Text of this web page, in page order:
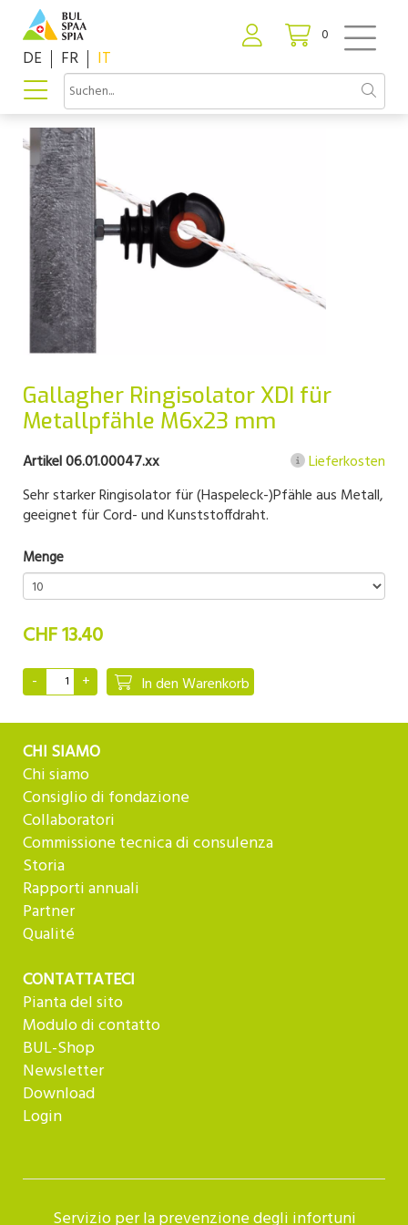
0
DE FR IT
Gallagher Ringisolator XDI für
Metallpfähle M6x23 mm
Artikel 06.01.00047.xx
Lieferkosten
Sehr starker Ringisolator für (Haspeleck-)Pfähle aus Metall,
geeignet für Cord- und Kunststoffdraht.
Menge
CHF 13.40
In den Warenkorb
CHI SIAMO
Chi siamo
Consiglio di fondazione
Collaboratori
Commissione tecnica di consulenza
Storia
Rapporti annuali
Partner
Qualité
CONTATTATECI
Pianta del sito
Modulo di contatto
BUL-Shop
Newsletter
Download
Login
Servizio per la prevenzione degli infortuni